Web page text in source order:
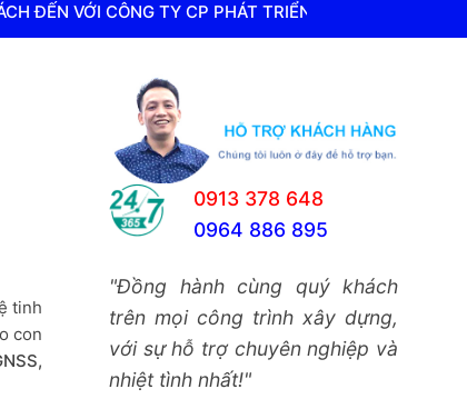
TY CP PHÁT TRIỂN CÔNG NGHỆ TRẮC ĐỊA VIỆT NAM
tinh
con
0913 378 648
0964 886 895
"Đồng hành cùng quý khách
trên mọi công trình xây dựng,
với sự hỗ trợ chuyên nghiệp và
nhiệt tình nhất!"